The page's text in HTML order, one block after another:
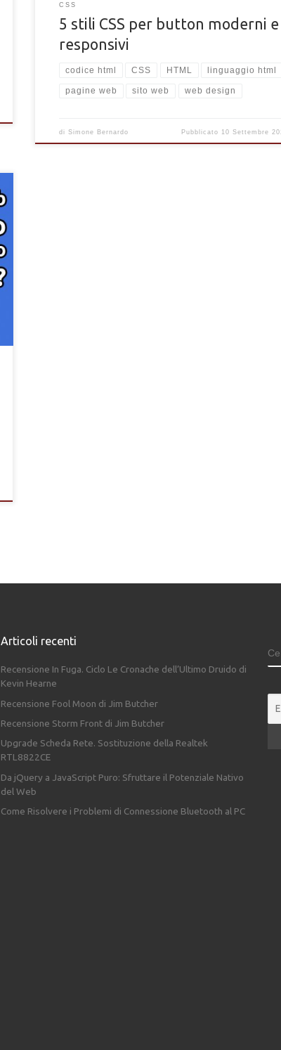
CSS
5 stili CSS per button moderni e
responsivi
codice html CSS HTML linguaggio html
pagine web sito web web design
di Simone Bernardo Pubblicato 10 Settembre
Articoli recenti
Recensione In Fuga. Ciclo Le Cronache dell’Ultimo Druido di
Kevin Hearne
Recensione Fool Moon di Jim Butcher
Recensione Storm Front di Jim Butcher
Upgrade Scheda Rete. Sostituzione della Realtek
RTL8822CE
Da jQuery a JavaScript Puro: Sfruttare il Potenziale Nativo
del Web
Come Risolvere i Problemi di Connessione Bluetooth al PC